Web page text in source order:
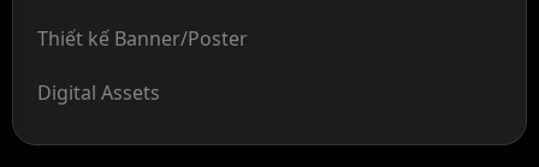
Thiết kế Banner/Poster
Digital Assets